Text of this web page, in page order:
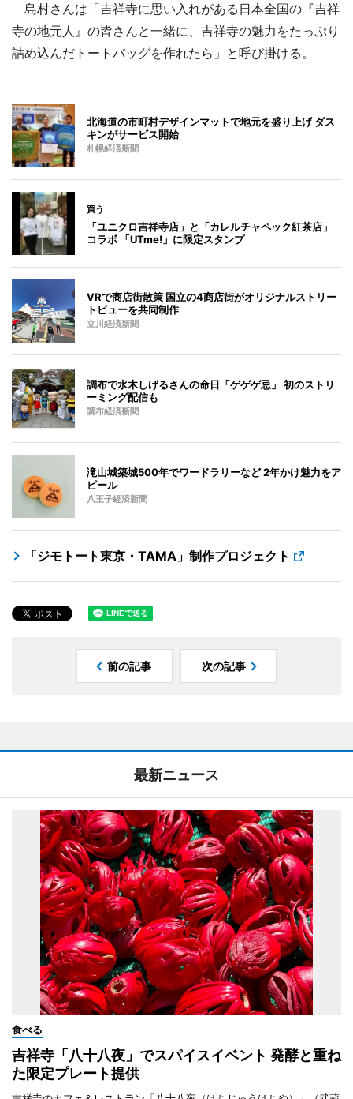
島村さんは「吉祥寺に思い入れがある日本全国の『吉祥
寺の地元人』の皆さんと一緒に、吉祥寺の魅力をたっぷり
詰め込んだトートバッグを作れたら」と呼び掛ける。
北海道の市町村デザインマットで地元を盛り上げ ダス
キンがサービス開始
札幌経済新聞
買う
「ユニクロ吉祥寺店」と「カレルチャペック紅茶店」
コラボ 「UTme!」に限定スタンプ
VRで商店街散策 国立の4商店街がオリジナルストリー
トビューを共同制作
立川経済新聞
調布で水木しげるさんの命日「ゲゲゲ忌」 初のストリ
ーミング配信も
調布経済新聞
滝山城築城500年でワードラリーなど 2年かけ魅力をア
ピール
八王子経済新聞
「ジモトート東京・TAMA」制作プロジェクト
前の記事 次の記事
最新ニュース
食べる
吉祥寺「八十八夜」でスパイスイベント 発酵と重ね
た限定プレート提供